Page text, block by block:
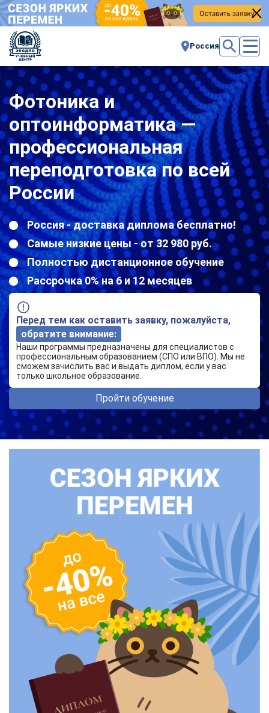
Россия
Фотоника и
оптоинформатика —
профессиональная
переподготовка по всей
России
Россия - доставка диплома бесплатно!
Самые низкие цены - от 32 980 руб.
Полностью дистанционное обучение
Рассрочка 0% на 6 и 12 месяцев
Перед тем как оставить заявку, пожалуйста,
обратите внимание:
Наши программы предназначены для специалистов с
профессиональным образованием (СПО или ВПО). Мы не
сможем зачислить вас и выдать диплом, если у вас
только школьное образование.
Пройти обучение